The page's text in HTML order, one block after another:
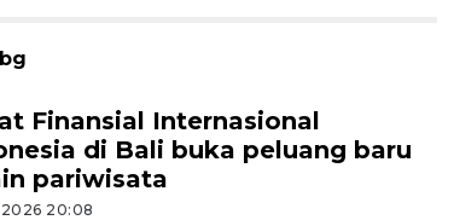
Finansial Internasional
di Bali buka peluang baru
pariwisata
2026 20:08